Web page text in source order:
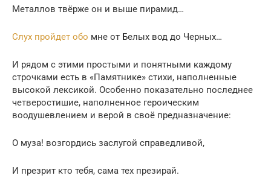
Металлов твёрже он и выше пирамид…
Слух пройдет обо мне от Белых вод до Черных…
И рядом с этими простыми и понятными каждому
строчками есть в «Памятнике» стихи, наполненные
высокой лексикой. Особенно показательно последнее
четверостишие, наполненное героическим
воодушевлением и верой в своё предназначение:
О муза! возгордись заслугой справедливой,
И презрит кто тебя, сама тех презирай.